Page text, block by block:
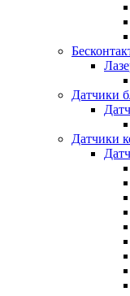
Датчики
Датчики